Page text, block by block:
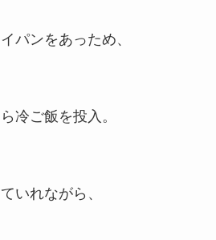
パンをあっため、
冷ご飯を投入。
いれながら、